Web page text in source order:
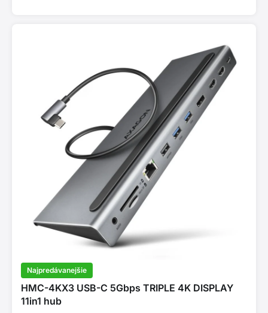
Najpredávanejšie
HMC-4KX3 USB-C 5Gbps TRIPLE 4K DISPLAY
11in1 hub